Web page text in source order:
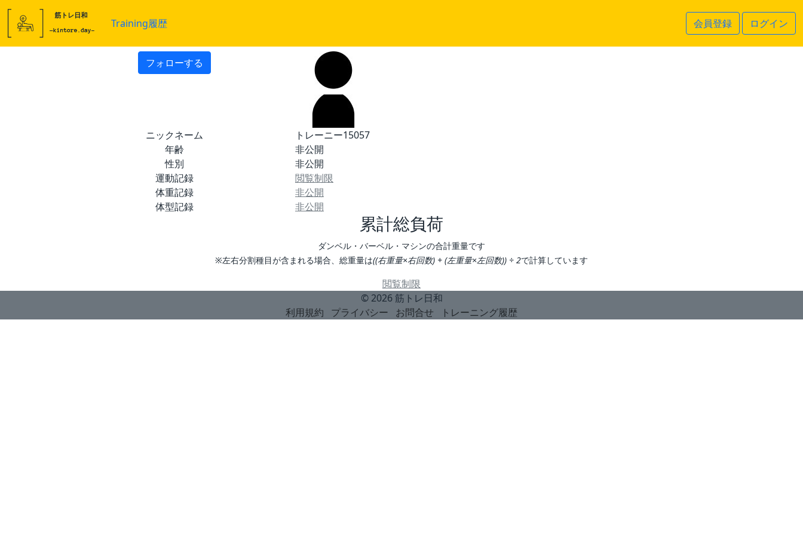
Training履歴 会員登録 ログイン
フォローする
ニックネーム
トレーニー15057
年齢
非公開
性別
非公開
運動記録
閲覧制限
体重記録
非公開
体型記録
非公開
累計総負荷
ダンベル・バーベル・マシンの合計重量です
※左右分割種目が含まれる場合、総重量は((右重量×右回数) + (左重量×左回数)) ÷ 2で計算しています
閲覧制限
© 2026 筋トレ日和
利用規約
プライバシー お問合せ トレーニング履歴